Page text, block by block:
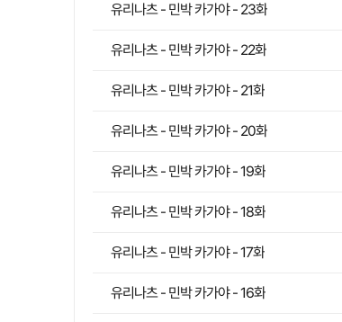
유리나츠 - 민박 카가야 - 23화
유리나츠 - 민박 카가야 - 22화
유리나츠 - 민박 카가야 - 21화
유리나츠 - 민박 카가야 - 20화
유리나츠 - 민박 카가야 - 19화
유리나츠 - 민박 카가야 - 18화
유리나츠 - 민박 카가야 - 17화
유리나츠 - 민박 카가야 - 16화